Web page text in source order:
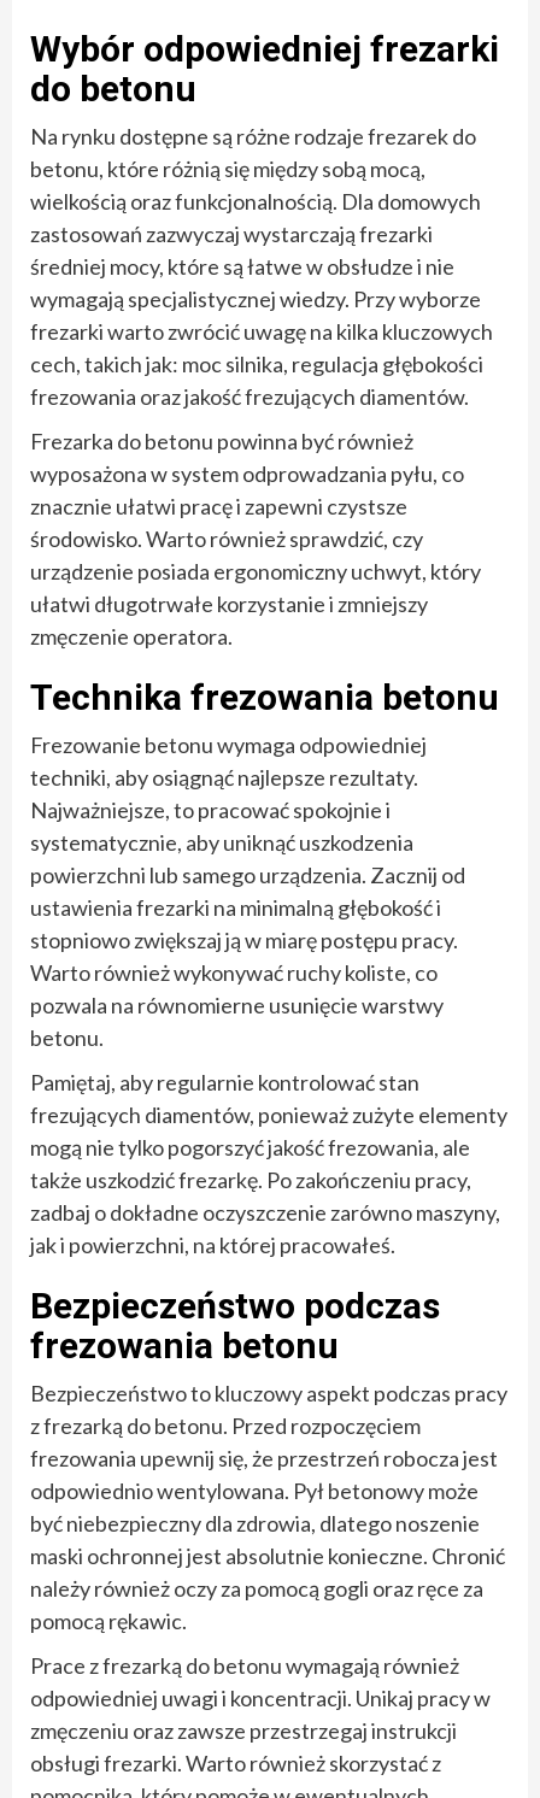
Wybór odpowiedniej frezarki
do betonu
Na rynku dostępne są różne rodzaje frezarek do
betonu, które różnią się między sobą mocą,
wielkością oraz funkcjonalnością. Dla domowych
zastosowań zazwyczaj wystarczają frezarki
średniej mocy, które są łatwe w obsłudze i nie
wymagają specjalistycznej wiedzy. Przy wyborze
frezarki warto zwrócić uwagę na kilka kluczowych
cech, takich jak: moc silnika, regulacja głębokości
frezowania oraz jakość frezujących diamentów.
Frezarka do betonu powinna być również
wyposażona w system odprowadzania pyłu, co
znacznie ułatwi pracę i zapewni czystsze
środowisko. Warto również sprawdzić, czy
urządzenie posiada ergonomiczny uchwyt, który
ułatwi długotrwałe korzystanie i zmniejszy
zmęczenie operatora.
Technika frezowania betonu
Frezowanie betonu wymaga odpowiedniej
techniki, aby osiągnąć najlepsze rezultaty.
Najważniejsze, to pracować spokojnie i
systematycznie, aby uniknąć uszkodzenia
powierzchni lub samego urządzenia. Zacznij od
ustawienia frezarki na minimalną głębokość i
stopniowo zwiększaj ją w miarę postępu pracy.
Warto również wykonywać ruchy koliste, co
pozwala na równomierne usunięcie warstwy
betonu.
Pamiętaj, aby regularnie kontrolować stan
frezujących diamentów, ponieważ zużyte elementy
mogą nie tylko pogorszyć jakość frezowania, ale
także uszkodzić frezarkę. Po zakończeniu pracy,
zadbaj o dokładne oczyszczenie zarówno maszyny,
jak i powierzchni, na której pracowałeś.
Bezpieczeństwo podczas
frezowania betonu
Bezpieczeństwo to kluczowy aspekt podczas pracy
z frezarką do betonu. Przed rozpoczęciem
frezowania upewnij się, że przestrzeń robocza jest
odpowiednio wentylowana. Pył betonowy może
być niebezpieczny dla zdrowia, dlatego noszenie
maski ochronnej jest absolutnie konieczne. Chronić
należy również oczy za pomocą gogli oraz ręce za
pomocą rękawic.
Prace z frezarką do betonu wymagają również
odpowiedniej uwagi i koncentracji. Unikaj pracy w
zmęczeniu oraz zawsze przestrzegaj instrukcji
obsługi frezarki. Warto również skorzystać z